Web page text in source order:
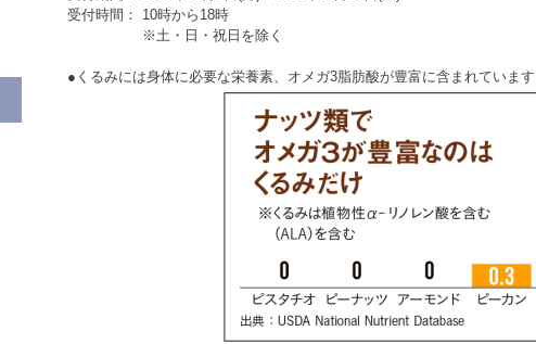
受付時間： 10時から18時
※土・日・祝日を除く
●くるみには身体に必要な栄養素、オメガ3脂肪酸が豊富に含まれていま